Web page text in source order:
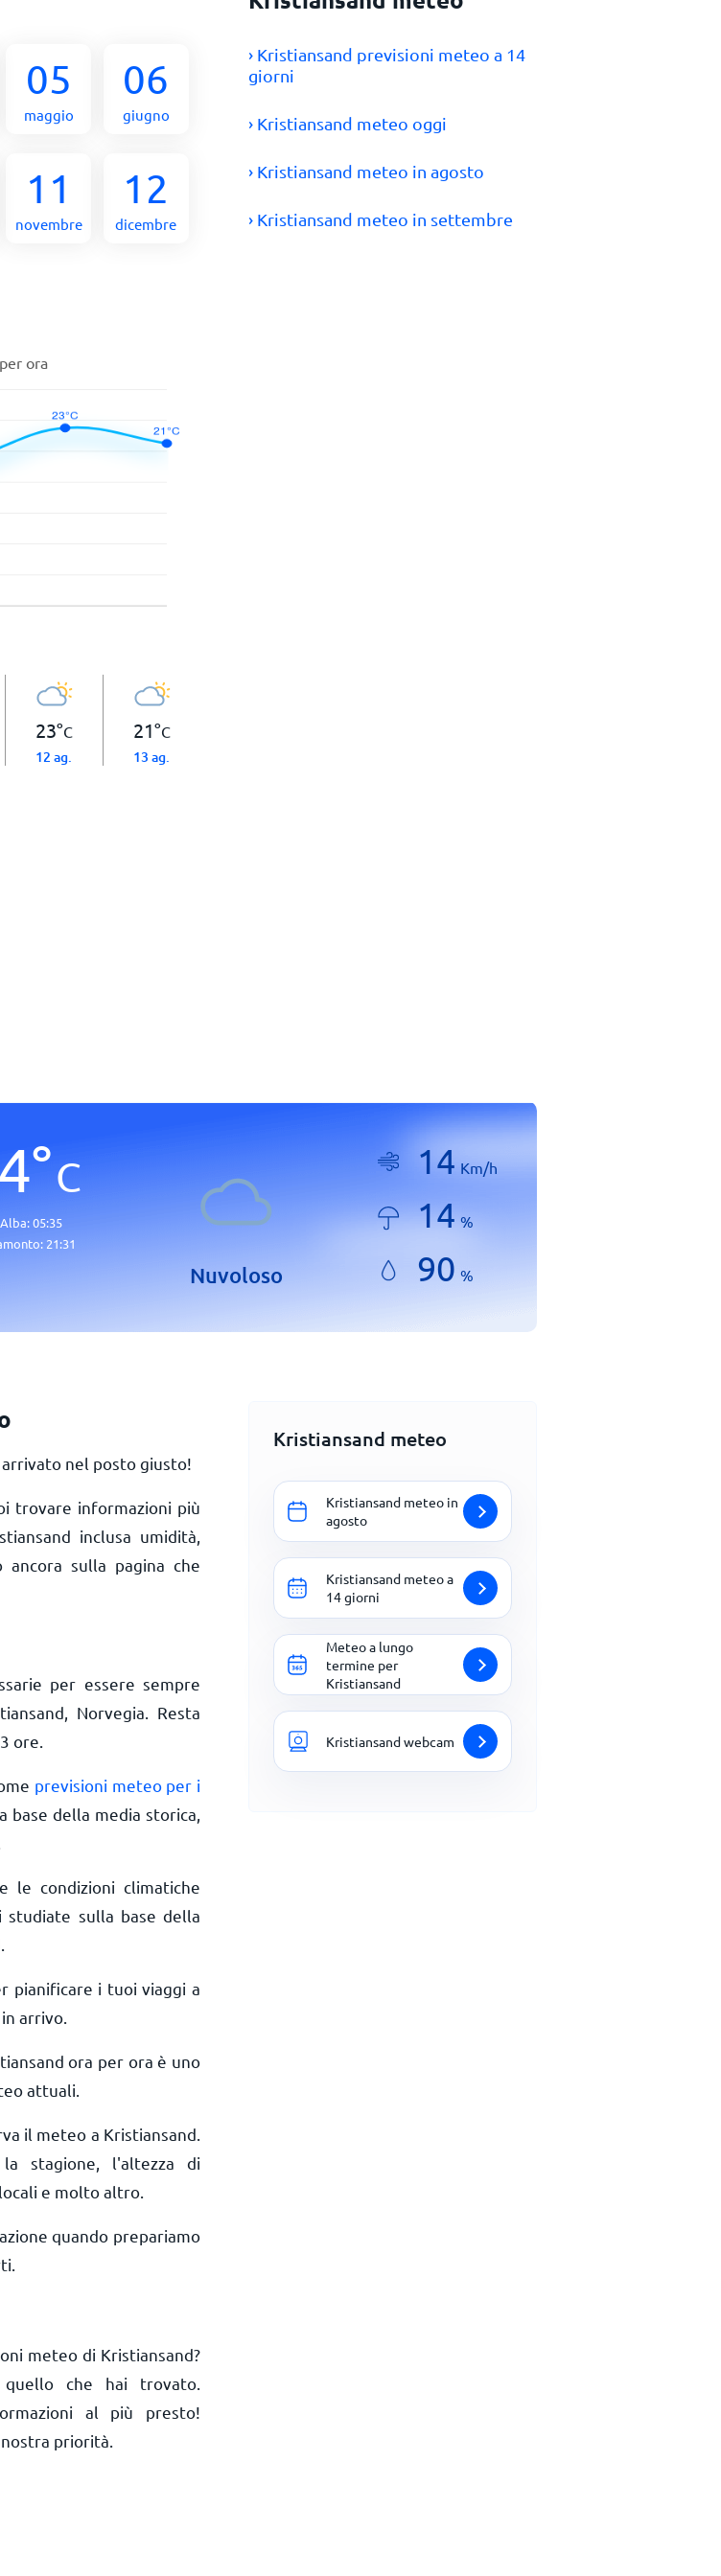
05
maggio
06
giugno
11
novembre
12
dicembre
› Kristiansand previsioni meteo a 14
giorni
› Kristiansand meteo oggi
› Kristiansand meteo in agosto
› Kristiansand meteo in settembre
ora
23°C
12 ag.
21°C
13 ag.
°C
Alba:05:35
21:31
Nuvoloso
14 Km/h
14 %
90 %
nel posto giusto!
trovare informazioni più
inclusa umidità,
sulla pagina che
per essere sempre
Norvegia. Resta
ore.
previsioni meteo per i
base della media storica,
le condizioni climatiche
studiate sulla base della
pianificare i tuoi viaggi a
arrivo.
ora per ora è uno
attuali.
il meteo a Kristiansand.
stagione, l'altezza di
e molto altro.
quando prepariamo
meteo di Kristiansand?
che hai trovato.
al più presto!
priorità.
Kristiansand meteo
Kristiansand meteo in
agosto
Kristiansand meteo a
14 giorni
Meteo a lungo
termine per
Kristiansand
Kristiansand webcam